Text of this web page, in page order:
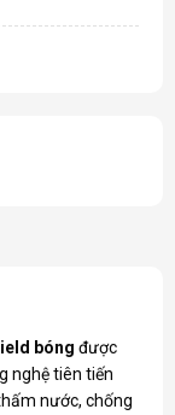
bóng được
nghệ tiên tiến
nước, chống